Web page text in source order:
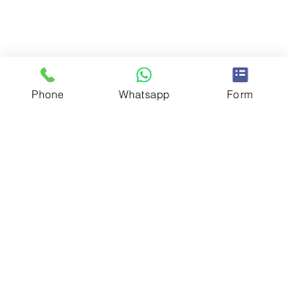
Phone Whatsapp Form